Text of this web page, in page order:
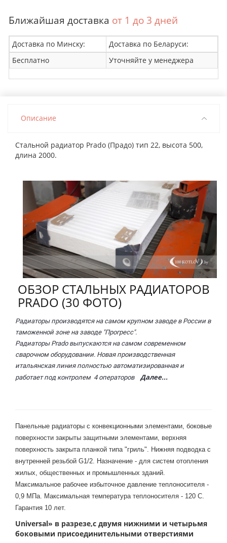
Ближайшая доставка от 1 до 3 дней
Доставка по Минску:
Доставка по Беларуси:
Бесплатно
Уточняйте у менеджера
Описание
Стальной радиатор Prado (Прадо) тип 22, высота 500,
длина 2000.
ОБЗОР СТАЛЬНЫХ РАДИАТОРОВ
PRADO (30 ФОТО)
Радиаторы производятся на самом крупном заводе в России в
таможенной зоне на заводе "Прогресс".
Радиаторы Prado выпускаются на самом современном
сварочном оборудовании. Новая производственная
итальянская линия полностью автоматизированная и
работает под контролем 4 операторов Далее...
Панельные радиаторы с конвекционными элементами, боковые
поверхности закрыты защитными элементами, верхняя
поверхность закрыта планкой типа "гриль". Нижняя подводка с
внутренней резьбой G1/2. Назначение - для систем отопления
жилых, общественных и промышленных зданий.
Максимальное рабочее избыточное давление теплоносителя -
0,9 МПа. Максимальная температура теплоносителя - 120 С.
Гарантия 10 лет.
Universal» в разрезе,с двумя нижними и четырьмя
боковыми присоединительными отверстиями